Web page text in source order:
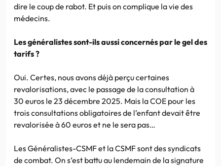
dire le coup de rabot. Et puis on complique la vie des
médecins.
Les généralistes sont-ils aussi concernés par le gel des
tarifs ?
Oui. Certes, nous avons déjà perçu certaines
revalorisations, avec le passage de la consultation à
30 euros le 23 décembre 2025. Mais la COE pour les
trois consultations obligatoires de l’enfant devait être
revalorisée à 60 euros et ne le sera pas…
Les Généralistes-CSMF et la CSMF sont des syndicats
de combat. On s’est battu au lendemain de la signature